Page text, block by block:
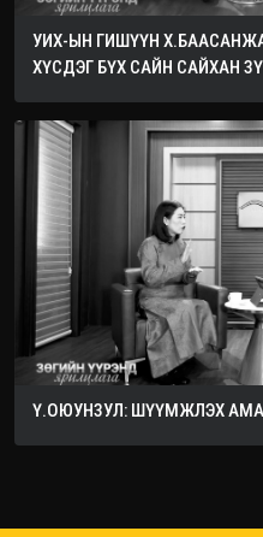
УИХ-ЫН ГИШҮҮН
ХҮСДЭГ БҮХ САЙН САЙХАН
Ү.ОЮУНЗУЛ: ШҮҮМЖЛЭХ